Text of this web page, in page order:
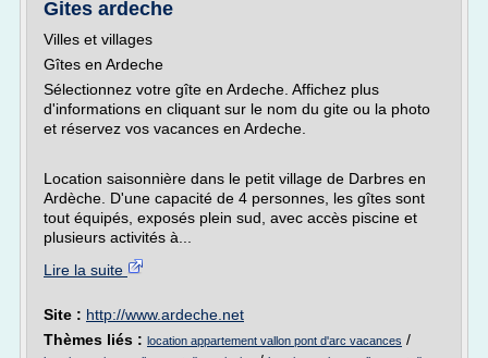
Gites ardeche
Villes et villages
Gîtes en Ardeche
Sélectionnez votre gîte en Ardeche. Affichez plus
d'informations en cliquant sur le nom du gite ou la photo
et réservez vos vacances en Ardeche.
Location saisonnière dans le petit village de Darbres en
Ardèche. D'une capacité de 4 personnes, les gîtes sont
tout équipés, exposés plein sud, avec accès piscine et
plusieurs activités à...
Lire la suite
Site : http://www.ardeche.net
Thèmes liés : location appartement vallon pont d'arc vacances /